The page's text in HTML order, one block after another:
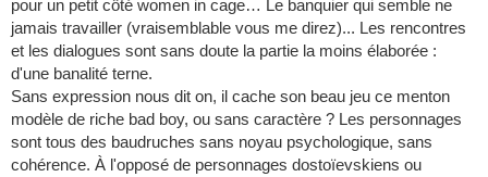
pour un petit côté women in cage… Le banquier qui semble ne
jamais travailler (vraisemblable vous me direz)... Les rencontres
et les dialogues sont sans doute la partie la moins élaborée :
d'une banalité terne.
Sans expression nous dit on, il cache son beau jeu ce menton
modèle de riche bad boy, ou sans caractère ? Les personnages
sont tous des baudruches sans noyau psychologique, sans
cohérence. À l'opposé de personnages dostoïevskiens ou